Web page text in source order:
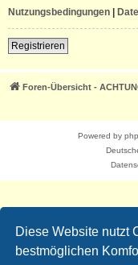
Diese Website nutzt
bestmöglichen
Nutzungsbedingungen |
Registrieren
Foren-Übersicht -
Powered by